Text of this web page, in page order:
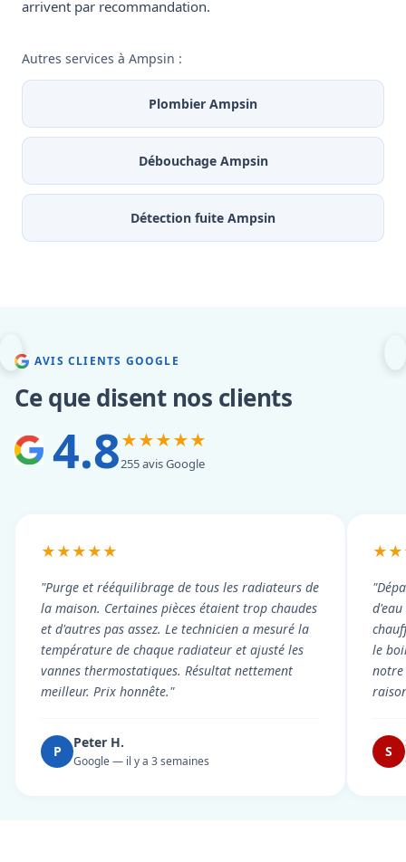
arrivent par recommandation.
Autres services à Ampsin :
Plombier Ampsin
Débouchage Ampsin
Détection fuite Ampsin
AVIS CLIENTS GOOGLE
Ce que disent nos clients
4.8★★★★★
255 avis Google
★★★★★
"Purge et rééquilibrage de tous les radiateurs de
la maison. Certaines pièces étaient trop chaudes
et d'autres pas assez. Le technicien a mesuré la
température de chaque radiateur et ajusté les
vannes thermostatiques. Résultat nettement
meilleur. Prix honnête."
P
Peter H.
Google — il y a 3 semaines
le
notre
S